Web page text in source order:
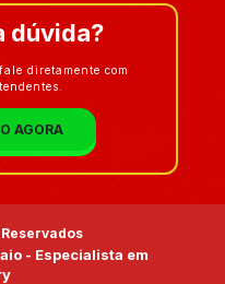
dúvida?
AGORA
diretamente com
- Especialista em